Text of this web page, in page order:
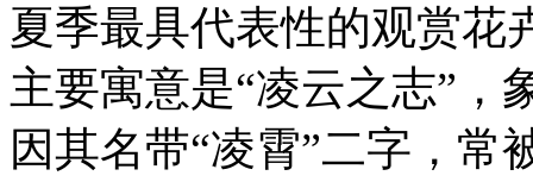
夏季最具代表性的观赏花
主要寓意是“凌云之志”，
因其名带“凌霄”二字，常